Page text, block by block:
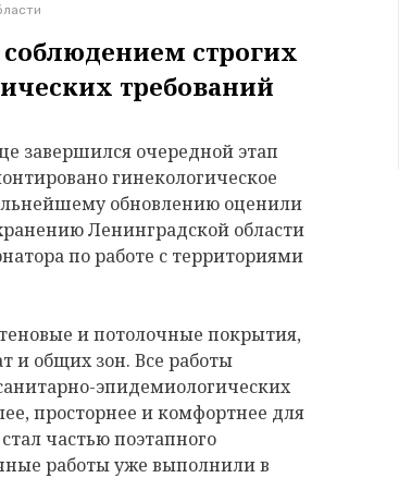
строгих
требований
завершился очередной этап
гинекологическое
обновлению оценили
Ленинградской области
по работе с территориями
и потолочные покрытия,
и общих зон. Все работы
эпидемиологических
просторнее и комфортнее для
частью поэтапного
работы уже выполнили в